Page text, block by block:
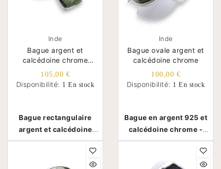
Inde
Bague argent et
calcédoine chrome
rectangulaire
105,00 €
Disponibilité: 1 En stock
Bague rectangulaire
argent et calcédoine
chrome - Inde
Inde
Bague ovale argent et
calcédoine chrome
100,00 €
Disponibilité: 1 En stock
Bague en argent 925 et
calcédoine chrome -
Inde